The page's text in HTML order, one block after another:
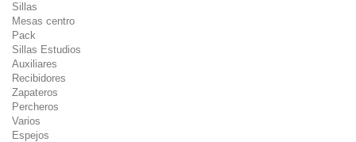
Sillas
Mesas centro
Pack
Sillas Estudios
Auxiliares
Recibidores
Zapateros
Percheros
Varios
Espejos